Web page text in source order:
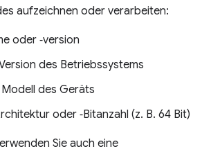
aufzeichnen oder verarbeiten:
oder ‑version
des Betriebssystems
des Geräts
oder ‑Bitanzahl (z. B. 64 Bit)
Sie auch eine